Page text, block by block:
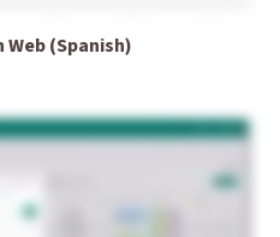
(Spanish)